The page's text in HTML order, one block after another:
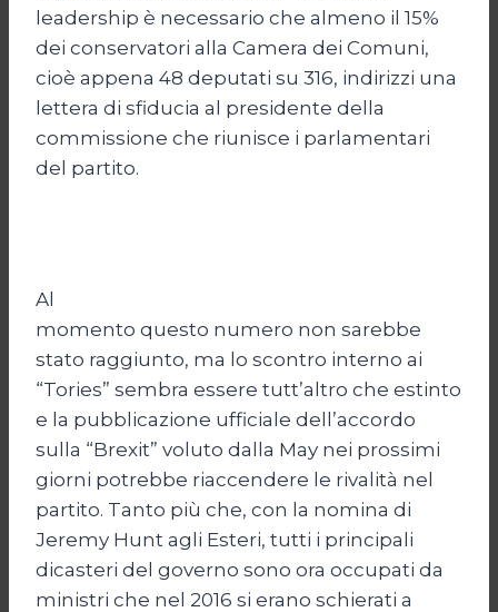
leadership è necessario che almeno il 15%
dei conservatori alla Camera dei Comuni,
cioè appena 48 deputati su 316, indirizzi una
lettera di sfiducia al presidente della
commissione che riunisce i parlamentari
del partito.
Al
momento questo numero non sarebbe
stato raggiunto, ma lo scontro interno ai
“Tories” sembra essere tutt’altro che estinto
e la pubblicazione ufficiale dell’accordo
sulla “Brexit” voluto dalla May nei prossimi
giorni potrebbe riaccendere le rivalità nel
partito. Tanto più che, con la nomina di
Jeremy Hunt agli Esteri, tutti i principali
dicasteri del governo sono ora occupati da
ministri che nel 2016 si erano schierati a